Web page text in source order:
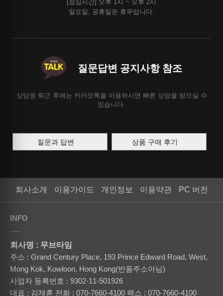
[점심시간] 오후 1시 ~ 오후 2시
일요일, 공휴일은 휴무입니다.
질문답변 공지사항 참조
상담원 퇴근 후에는 카카오톡을 이용하시면 빠른 상담을 받으실 수
있습니다.
질문과 답변 상품 구매 후기
회사소개 이용가이드 개인정보 이용약관 PC 버전
INFO
회사명 : 무브타임
주소 : Grand Century Place, 193 Prince Edward Road, West,
Mong Kok, Kowloon, Hong Kong(반품주소아님)
사업자 등록번호 : 9302-11-501926
대표 : 김재훈 전화 : 070-7660-4100 팩스 : 070-7660-4100